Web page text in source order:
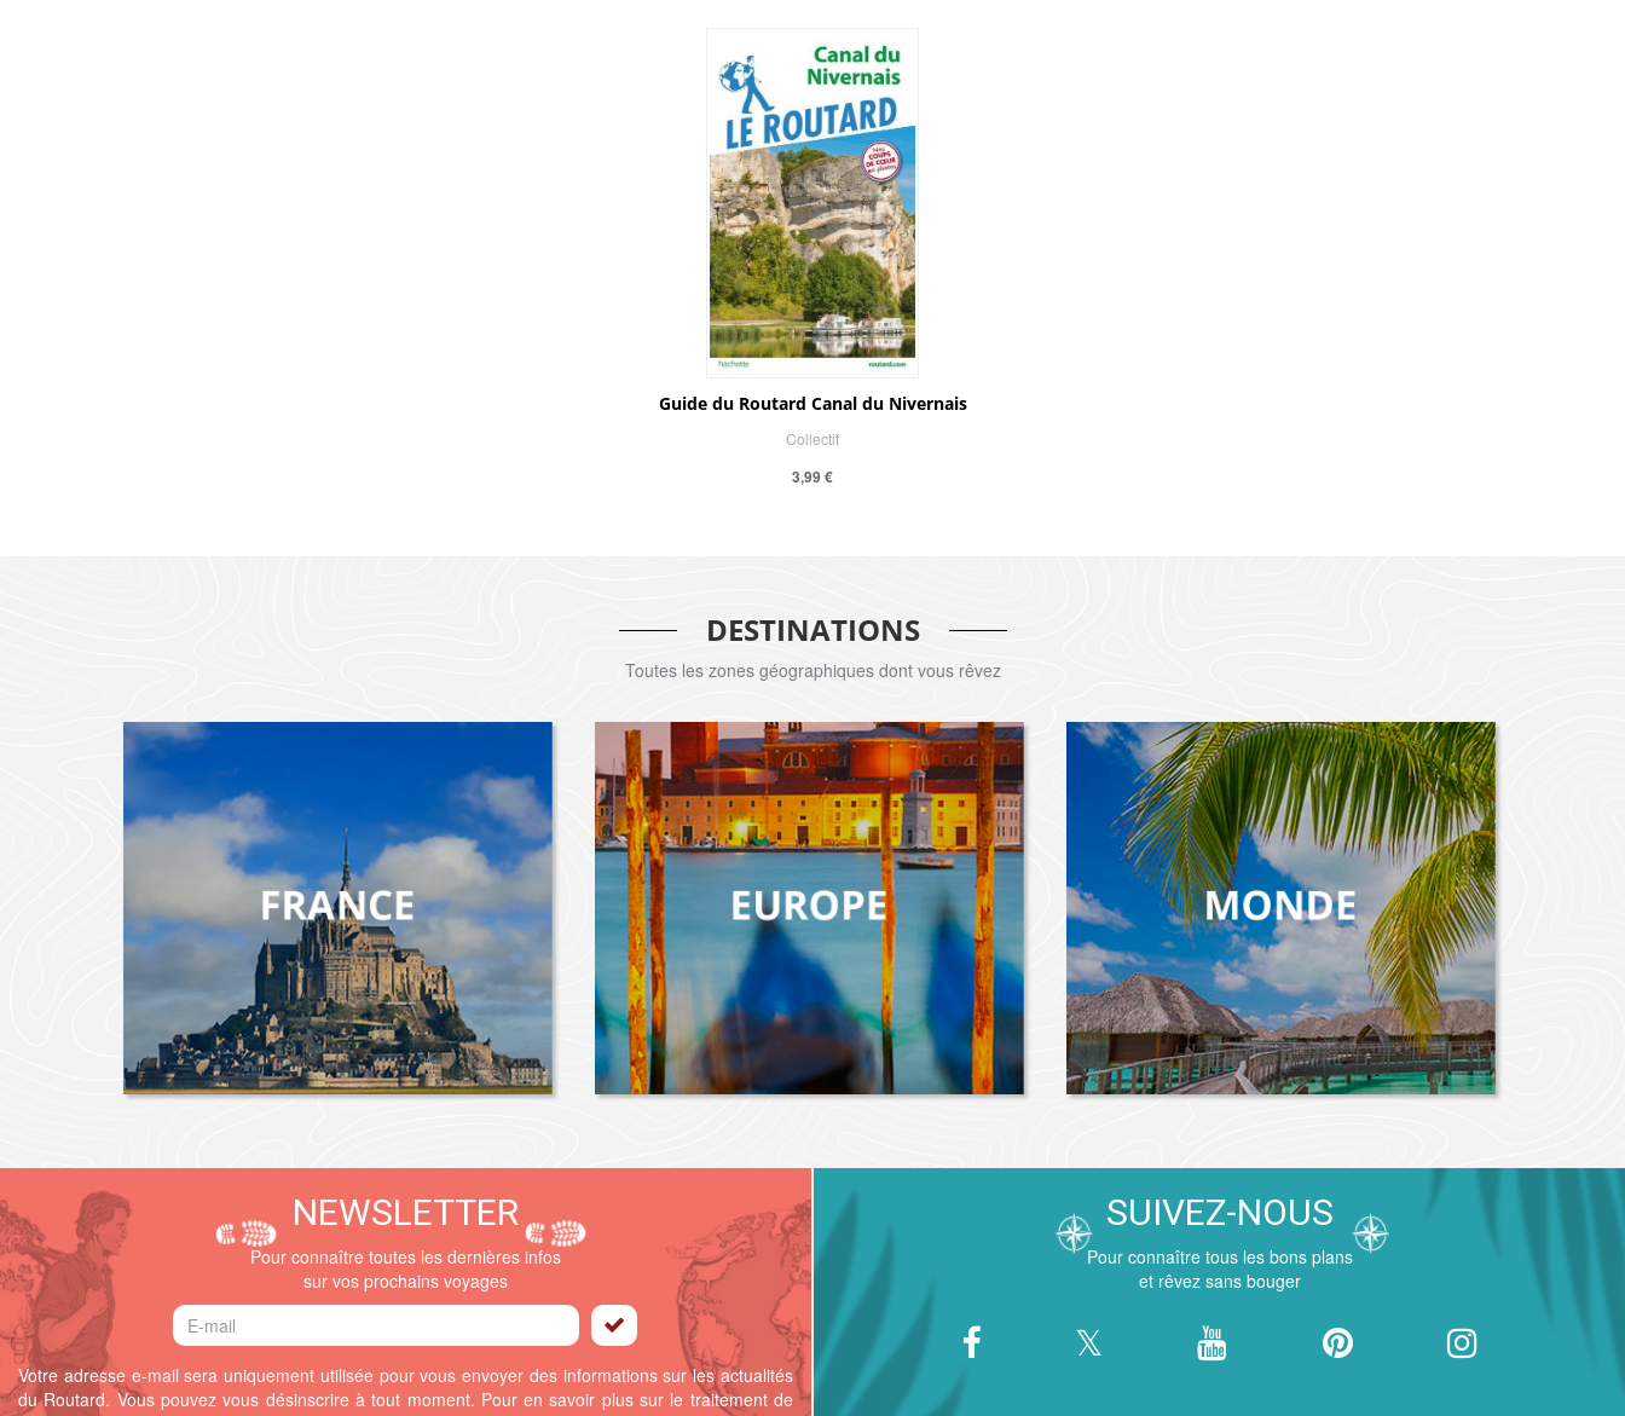
Guide du Routard Canal du Nivernais
Collectif
3,99 €
DESTINATIONS
Toutes les zones géographiques dont vous rêvez
NEWSLETTER
Pour connaître toutes les dernières infos
sur vos prochains voyages
Votre adresse e-mail sera uniquement utilisée pour vous envoyer des informations sur les actualités
du Routard. Vous pouvez vous désinscrire à tout moment. Pour en savoir plus sur le traitement de
SUIVEZ-NOUS
Pour connaître tous les bons plans
et rêvez sans bouger